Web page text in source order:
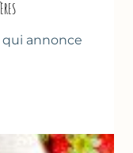
qui annonce